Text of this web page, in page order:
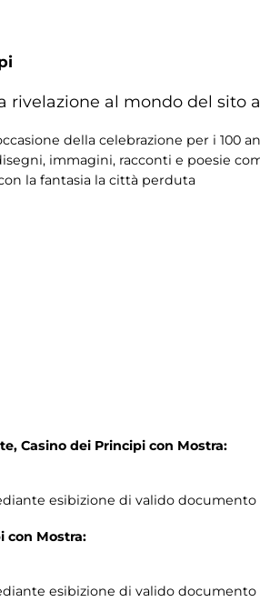
rivelazione al mondo del sito
della celebrazione per i 100
immagini, racconti e poesie
la fantasia la città perduta
Casino dei Principi con Mostra:
esibizione di valido
con Mostra:
esibizione di valido documento